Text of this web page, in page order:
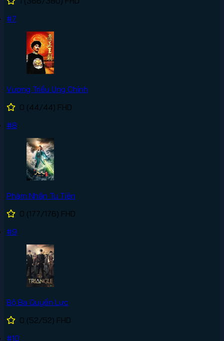
#7
Vương Triều Ung Chính
0 (44/44) FHD
#8
Phàm Nhân Tu Tiên
0 (177/176) FHD
#9
Bộ Ba Quyền Lực
0 (52/52) FHD
#10